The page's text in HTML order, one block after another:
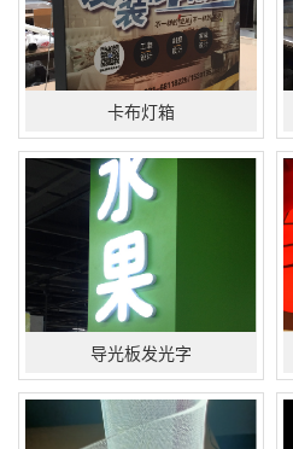
卡布灯箱
导光板发光字